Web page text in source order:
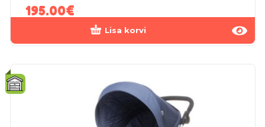
195.00€
Lisa korvi